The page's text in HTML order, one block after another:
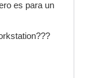
es para un